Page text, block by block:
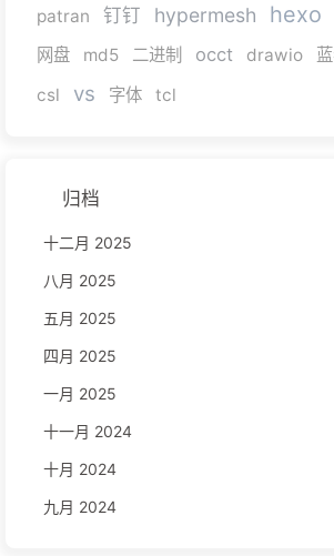
patran 钉钉 hypermesh hexo
网盘
md5 二进制 occt drawio
csl
vs 字体 tcl
归档
十二月 2025
八月 2025
五月 2025
四月 2025
一月 2025
十一月 2024
十月 2024
九月 2024